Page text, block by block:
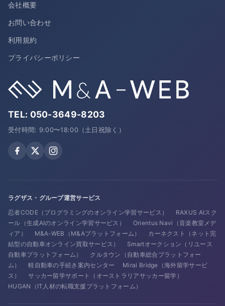
会社概要
お問い合わせ
利用規約
プライバシーポリシー
TEL: 050-3649-8203
受付時間: 9:00〜18:00（土日祝除く）
ラグザス・グループ運営サービス
忍者CODE（プログラミングのオンライン学習サービス）
RAXUS AIスク
ール（生成AIのオンライン学習サービス）
Orientus Navi（音楽教室メデ
ィア）
M&A-WEB（M&Aプラットフォーム）
カーネクスト（ネット完
結型の自動車オンライン買取サービス）
Smartオークション（リユース
自動車プラットフォーム）
クルタウン（自動車総合プラットフォー
ム）
軽自動車の手続き案内センター
Mirai Bridge（海外留学サービ
ス）
サッカー留学サポート（オーストラリアサッカー留学）
HUGAN（IT人材の転職支援プラットフォーム）